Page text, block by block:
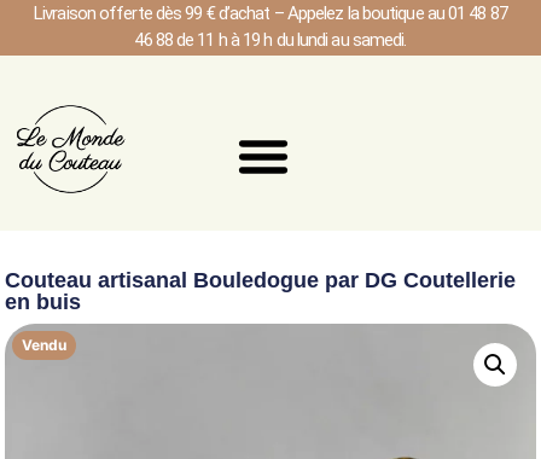
Livraison offerte dès 99 € d’achat – Appelez la boutique au 01 48 87
46 88 de 11 h à 19 h du lundi au samedi.
Couteau artisanal Bouledogue par DG Coutellerie
en buis
Vendu